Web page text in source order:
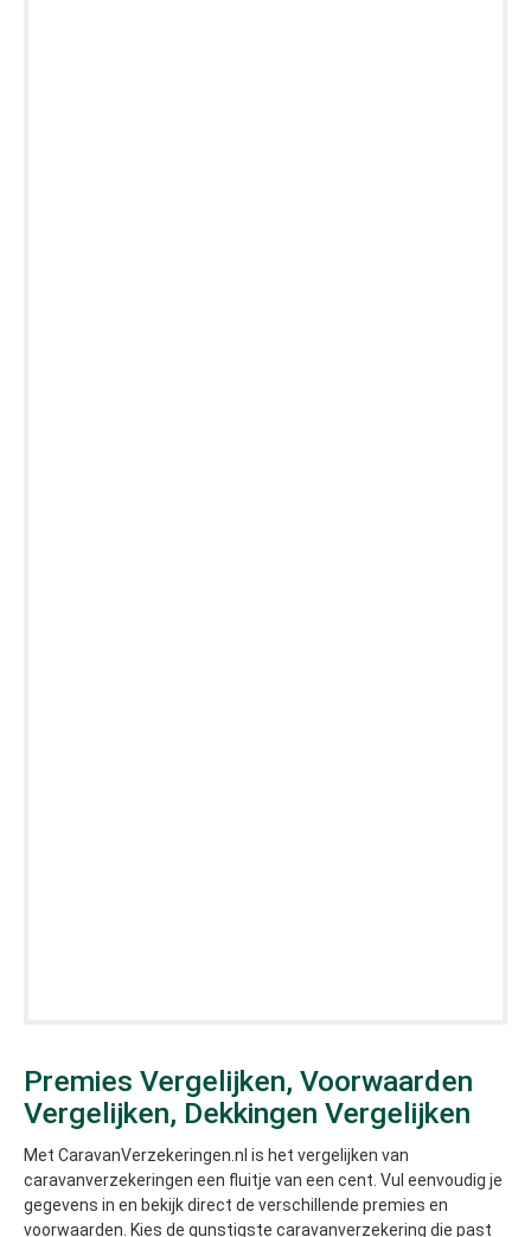
Premies Vergelijken, Voorwaarden
Vergelijken, Dekkingen Vergelijken
Met CaravanVerzekeringen.nl is het vergelijken van
caravanverzekeringen een fluitje van een cent. Vul eenvoudig je
gegevens in en bekijk direct de verschillende premies en
voorwaarden. Kies de gunstigste caravanverzekering die past